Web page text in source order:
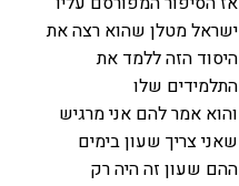
ישראל מטלן שהוא רצה את
היסוד הזה ללמד את
התלמידים שלו
והוא אמר להם אני מרגיש
שאני צריך שעון בימים
ההם שעון זה היה רק